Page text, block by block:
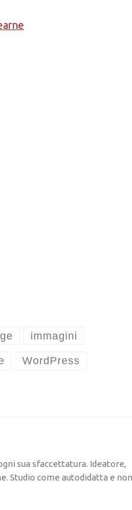
immagini
WordPress
sua sfaccettatura. Ideatore,
Studio come autodidatta e non